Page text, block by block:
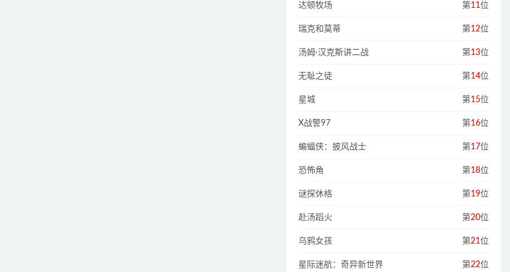
达顿牧场 第11位
瑞克和莫蒂 第12位
汤姆·汉克斯讲二战 第13位
无耻之徒 第14位
星城 第15位
X战警97 第16位
蝙蝠侠：披风战士 第17位
恐怖角 第18位
谜探休格 第19位
赴汤蹈火 第20位
乌鸦女孩 第21位
星际迷航：奇异新世界 第22位